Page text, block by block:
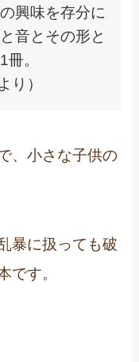
興味を存分に
音とその形と
。
り）
、小さな子供の
暴に扱っても破
です。